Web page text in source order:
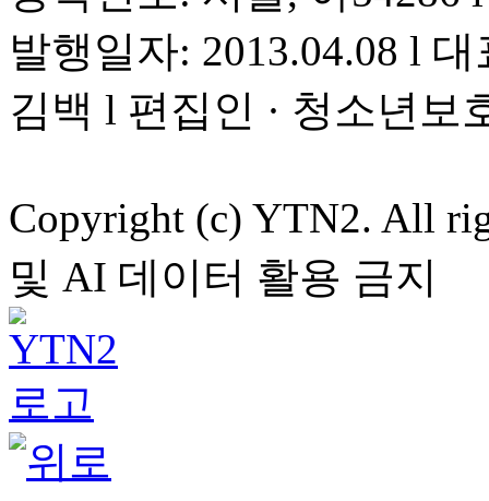
발행일자: 2013.04.08 l
김백 l 편집인 · 청소년보
Copyright (c) YTN2. All
및 AI 데이터 활용 금지